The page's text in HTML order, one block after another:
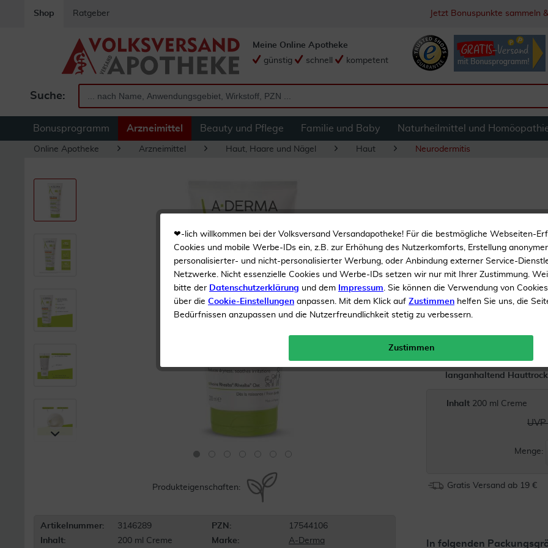
Shop Ratgeber Jetzt Bonuspunkte sammeln
Suche:
Meine Online Apotheke
günstig
schnell kompetent
Bonusprogramm Arzneimittel Beauty und Pflege Familie und Baby Naturheilmittel und
Online Apotheke Arzneimittel Haut, Haare und Nägel Haut Neurodermitis
A-Derma
Reduziert Mikro-
Juckreiz und stellt das
Mikrobiom der Haut
Beruhigt sofort und
langanhaltend
Produkteigenschaften:
Artikelnummer: 3146289 PZN:
17544106
Inhalt:
200 ml Creme Marke: A-Derma
Inhalt200 ml Creme
Menge:
Gratis Versand ab 19 €
In folgenden
❤-lich willkommen bei der Volksversand Versandapotheke! Für die bestmögliche Webseiten-
Cookies und mobile Werbe-IDs ein, z.B. zur Erhöhung des Nutzerkomforts, Erstellung
personalisierter- und nicht-personalisierter Werbung, oder Anbindung externer Service-
Netzwerke. Nicht essenzielle Cookies und Werbe-IDs setzen wir nur mit Ihrer Zustimmung.
bitte der Datenschutzerklärung und dem Impressum. Sie können die Verwendung von Cookies
über die Cookie-Einstellungen anpassen. Mit dem Klick auf Zustimmen helfen Sie uns, die
Bedürfnissen anzupassen und die Nutzerfreundlichkeit stetig zu verbessern.
Zustimmen